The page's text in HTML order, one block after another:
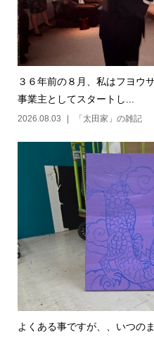
３６年前の８月、私はフヨウ
事業主としてスタートし...
2026.08.03 「太田家」の雑記
よくある事ですが、、いつの